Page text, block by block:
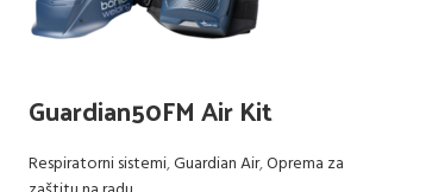
Guardian50FM Air Kit
Respiratorni sistemi,Guardian Air,Oprema za